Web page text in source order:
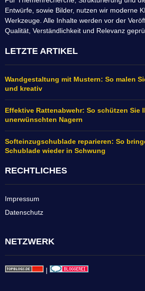
Entwürfe, sowie Bilder, nutzen wir moderne
Werkzeuge. Alle Inhalte werden vor der
Qualität, Verständlichkeit und Relevanz
LETZTE ARTIKEL
Wandgestaltung mit Mustern: So malen
und kreativ
Effektive Rattenabwehr: So schützen Sie
unerwünschten Nagern
Softeinzugschublade reparieren: So
Schublade wieder in Schwung
RECHTLICHES
Impressum
Datenschutz
NETZWERK
|